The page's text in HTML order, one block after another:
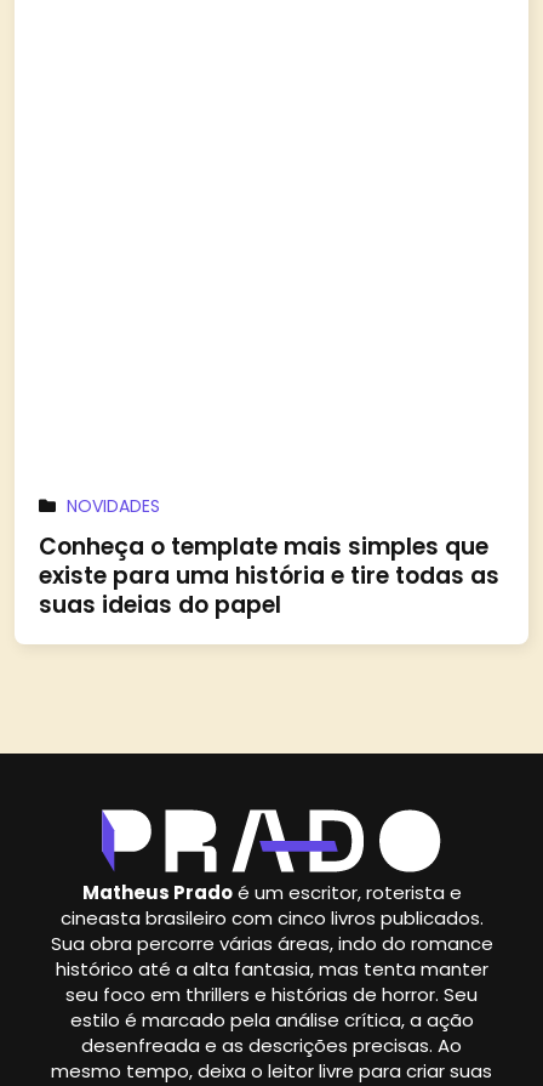
NOVIDADES
Conheça o template mais simples que
existe para uma história e tire todas as
suas ideias do papel
Matheus Pradoé um escritor, roterista e
cineasta brasileiro com cinco livros publicados.
Sua obra percorre várias áreas, indo do romance
histórico até a alta fantasia, mas tenta manter
seu foco em thrillers e histórias de horror. Seu
estilo é marcado pela análise crítica, a ação
desenfreada e as descrições precisas. Ao
mesmo tempo, deixa o leitor livre para criar suas